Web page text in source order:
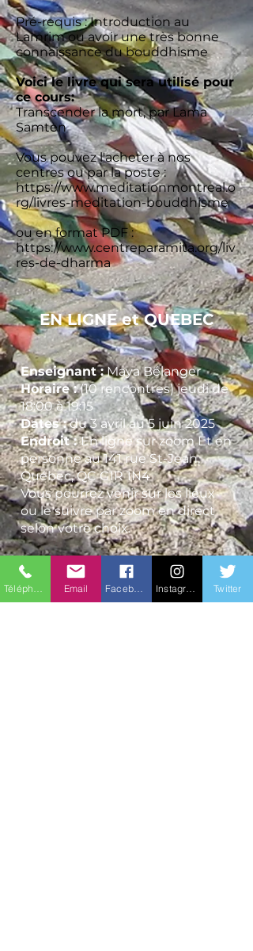
Pré-requis : Introduction au
Lamrim ou avoir une très bonne
connaissance du bouddhisme
Voici le livre qui sera utilisé pour
ce cours:
Transcender la mort, par Lama
Samten
Vous pouvez l'acheter à nos
centres ou par la poste :
https://www.meditationmontreal.o
rg/livres-meditation-bouddhisme
ou en format PDF :
https://www.centreparamita.org/liv
res-de-dharma
EN LIGNE et QUEBEC
Enseignant :Maya Bélanger
Horaire :(10 rencontres) jeudi de
18:00 à 19:15
Dates :du 3 avril au 5 juin 2025
Endroit :En ligne sur zoom Et en
personne au 141 rue St-Jean,
Québec, QC G1R 1N4
Vous pourrez venir sur les lieux
ou le suivre par zoom en direct
selon votre choix.
Coût :
100$ par carte de crédit
(ici). ou par interac au
paramitarivenord@gmail.com
Email Twitter